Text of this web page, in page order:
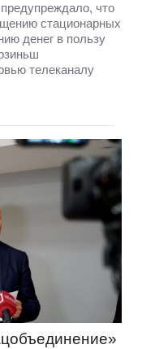
что
стационарных
денег в пользу
телеканалу